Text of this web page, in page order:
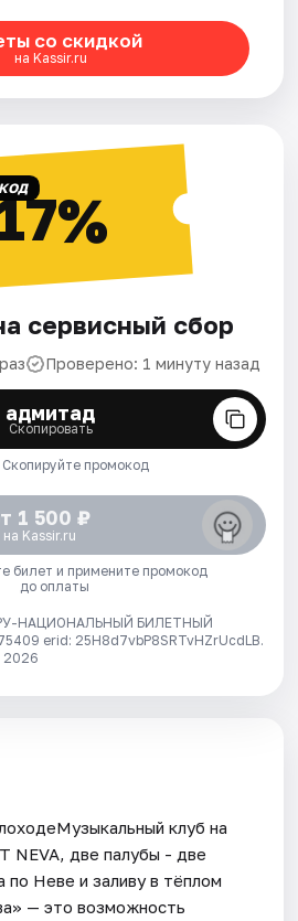
со скидкой
на Kassir.ru
сервисный сбор
Проверено: 1 минуту назад
адмитад
Скопировать
Скопируйте промокод
1 500 ₽
на Kassir.ru
билет и примените промокод
до оплаты
НАЦИОНАЛЬНЫЙ БИЛЕТНЫЙ
erid: 25H8d7vbP8SRTvHZrUcdLB.
2026
клуб на
NEVA, две палубы - две
по Неве и заливу в тёплом
— это возможность